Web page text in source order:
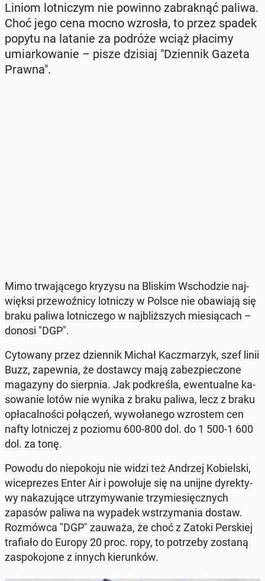
Liniom lot­ni­czym nie powinno za­brak­nąć paliwa.
Choć jego cena mocno wzrosła, to przez spadek
popytu na latanie za podróże wciąż płacimy
umiar­ko­wa­nie – pisze dzisiaj "Dzien­nik Gazeta
Prawna".
Mimo trwa­ją­ce­go kryzysu na Bliskim Wscho­dzie naj­
więk­si prze­woź­ni­cy lot­ni­czy w Polsce nie oba­wia­ją się
braku paliwa lot­ni­cze­go w naj­bliż­szych mie­sią­cach –
donosi "DGP".
Cy­to­wa­ny przez dzien­nik Michał Kacz­ma­rzyk, szef linii
Buzz, za­pew­nia, że do­staw­cy mają za­bez­pie­czo­ne
ma­ga­zy­ny do sierp­nia. Jak pod­kre­śla, ewen­tu­al­ne ka­
so­wa­nie lotów nie wynika z braku paliwa, lecz z braku
opła­cal­no­ści po­łą­czeń, wy­wo­ła­ne­go wzro­stem cen
nafty lot­ni­czej z poziomu 600-800 dol. do 1 500-1 600
dol. za tonę.
Powodu do nie­po­ko­ju nie widzi też Andrzej Ko­biel­ski,
wi­ce­pre­zes Enter Air i po­wo­łu­je się na unijne dy­rek­ty­
wy na­ka­zu­ją­ce utrzy­my­wa­nie trzy­mie­sięcz­nych
zapasów paliwa na wypadek wstrzy­ma­nia dostaw.
Roz­mów­ca "DGP" zauważa, że choć z Zatoki Per­skiej
tra­fia­ło do Europy 20 proc. ropy, to po­trze­by zostaną
za­spo­ko­jo­ne z innych kie­run­ków.